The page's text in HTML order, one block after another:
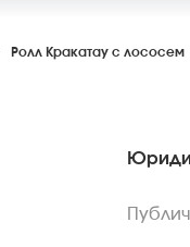
Ролл Кракатау с лососем